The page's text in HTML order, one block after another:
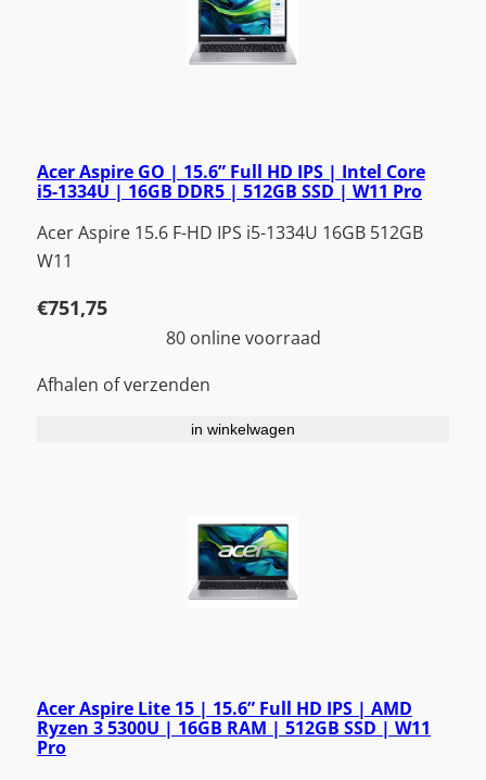
Acer Aspire GO | 15.6” Full HD IPS | Intel Core
i5-1334U | 16GB DDR5 | 512GB SSD | W11 Pro
Acer Aspire 15.6 F-HD IPS i5-1334U 16GB 512GB
W11
€751,75
80 online voorraad
Afhalen of verzenden
in winkelwagen
Acer Aspire Lite 15 | 15.6” Full HD IPS | AMD
Ryzen 3 5300U | 16GB RAM | 512GB SSD | W11
Pro